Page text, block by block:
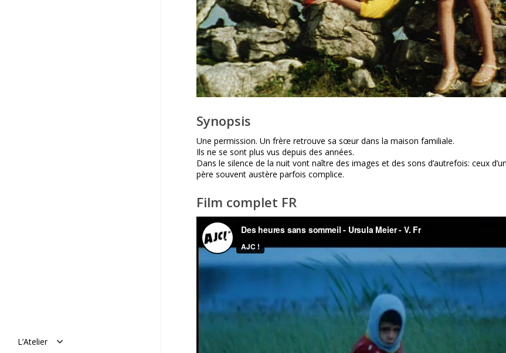
L’Atelier
Synopsis
Une permission. Un frère retrouve sa sœur dans la maison familiale.
Ils ne se sont plus vus depuis des années.
Dans le silence de la nuit vont naître des images et des sons d’autrefois: ceux
père souvent austère parfois complice.
Film complet FR